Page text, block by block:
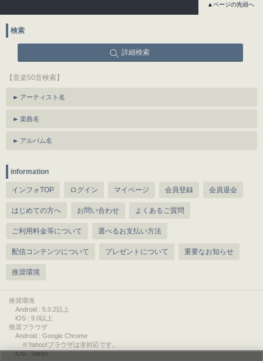
▲ページの先頭へ
検索
詳細検索
【音楽50音検索】
アーティスト名
楽曲名
アルバム名
information
インフォTOP ログイン マイページ 会員登録 会員退会
はじめての方へ お問い合わせ よくあるご質問
ご利用料金等について 選べるお支払い方法
配信コンテンツについて プレゼントについて 重要なお知らせ
推奨環境
推奨環境
Android : 5.0.2以上
iOS : 9.0以上
推奨ブラウザ
Android : Google Chrome
※Yahoo!ブラウザは非対応です。
iOS : Safari